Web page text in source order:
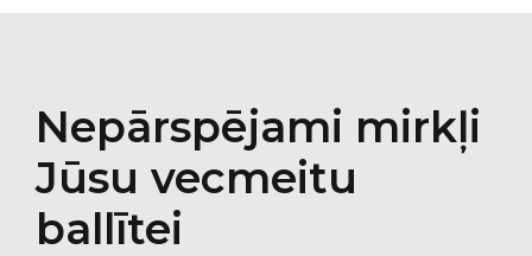
Nepārspējami mirkļi
Jūsu vecmeitu
ballītei